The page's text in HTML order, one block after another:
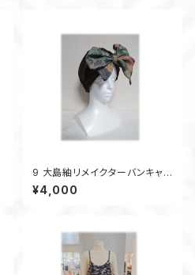
9 大島紬リメイクターバンキャッ
プ（オリーブグリーン×マルチ）
¥4,000